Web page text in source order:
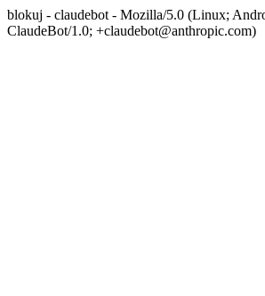
blokuj - claudebot - Mozilla/5.0 (Linux;
ClaudeBot/1.0; +claudebot@anthropic.com)